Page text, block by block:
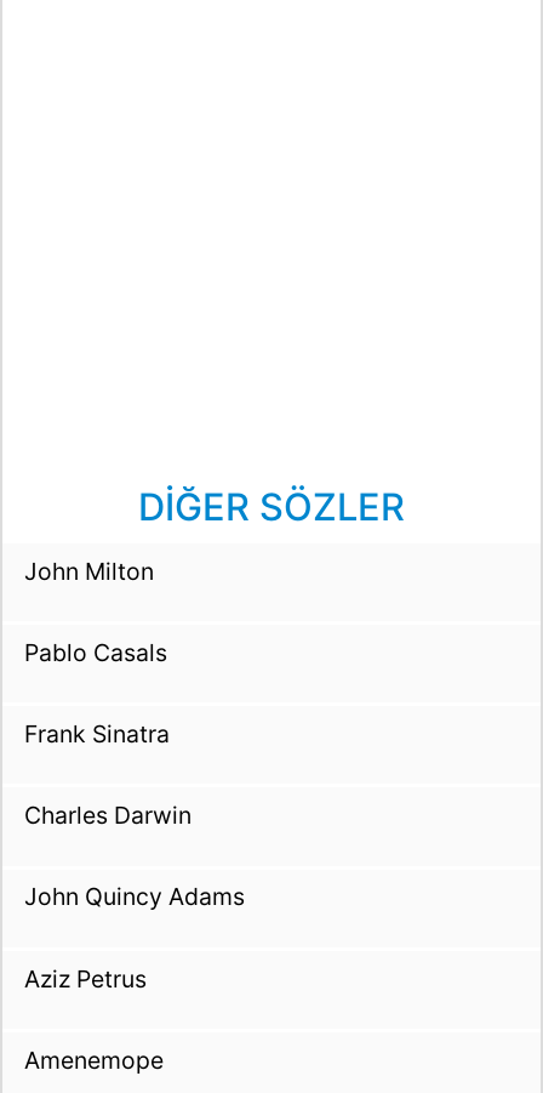
DİĞER SÖZLER
John Milton
Pablo Casals
Frank Sinatra
Charles Darwin
John Quincy Adams
Aziz Petrus
Amenemope